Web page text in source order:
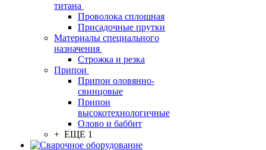
титана
Проволока сплошная
Присадочные прутки
Материалы специального
назначения
Строжка и резка
Припои
Припои оловянно-
свинцовые
Припои
высокотехнологичные
Олово и баббит
+ ЕЩЕ 1